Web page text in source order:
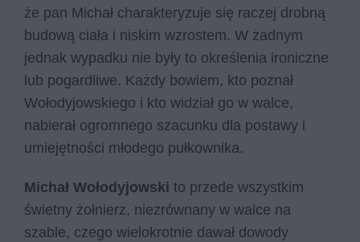
że pan Michał charakteryzuje się raczej drobną
budową ciała i niskim wzrostem. W żadnym
jednak wypadku nie były to określenia ironiczne
lub pogardliwe. Każdy bowiem, kto poznał
Wołodyjowskiego i kto widział go w walce,
nabierał ogromnego szacunku dla postawy i
umiejętności młodego pułkownika.
Michał Wołodyjowski to przede wszystkim
świetny żołnierz, niezrównany w walce na
szable, czego wielokrotnie dawał dowody